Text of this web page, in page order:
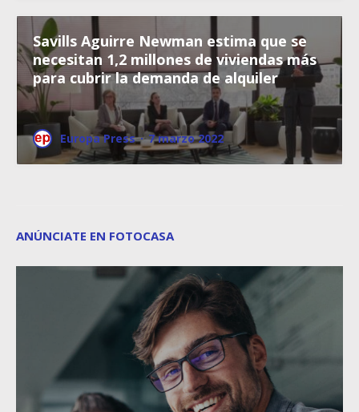
Savills Aguirre Newman estima que se
necesitan 1,2 millones de viviendas más
para cubrir la demanda de alquiler
Europa Press · 7 marzo 2022
ANÚNCIATE EN FOTOCASA